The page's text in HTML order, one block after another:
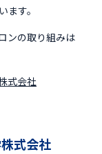
す。
ンの取り組みは
式会社
式会社